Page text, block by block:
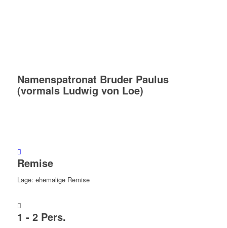
Namenspatronat Bruder Paulus
(vormals Ludwig von Loe)
Remise
Lage: ehemalige Remise
1 - 2 Pers.